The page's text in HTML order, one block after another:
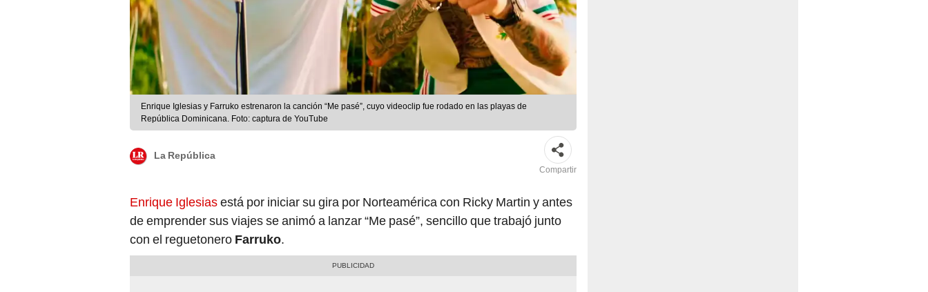
Enrique Iglesias y Farruko estrenaron la canción “Me pasé”, cuyo videoclip fue rodado en las playas de
República Dominicana. Foto: captura de YouTube
La República
Compartir
Enrique Iglesiasestá por iniciar su gira por Norteamérica con Ricky Martin y antes
de emprender sus viajes se animó a lanzar “Me pasé”, sencillo que trabajó junto
con el reguetonero Farruko.